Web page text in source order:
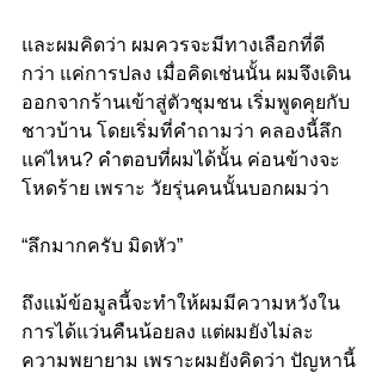
และผมคิดว่า ผมควรจะมีทางเลือกที่ดี
กว่า แค่การปลง เมื่อคิดเช่นนั้น ผมจึงเดิน
ออกจากร้านเข้าสู่ตัวชุมชน เริ่มพูดคุยกับ
ชาวบ้าน โดยเริ่มที่คำถามว่า คลองนี้ลึก
แค่ไหน? คำตอบที่ผมได้นั้น ค่อนข้างจะ
โหดร้าย เพราะ วัยรุ่นคนนั้นบอกผมว่า
“ลึกมากครับ มิดหัว”
ถึงแม้ข้อมูลนี้จะทำให้ผมมีความหวังใน
การได้แว่นคืนน้อยลง แต่ผมยังไม่ละ
ความพยายาม เพราะผมยังคิดว่า ปัญหานี้